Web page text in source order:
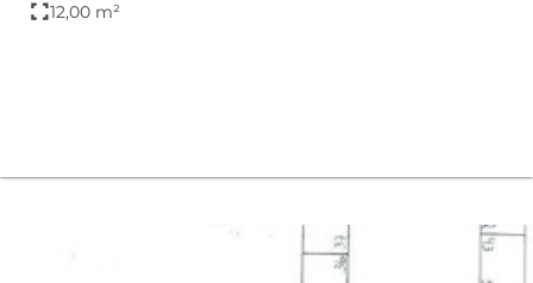
DISPONIBILIDADE E VA...
fullscreen12,00 m²